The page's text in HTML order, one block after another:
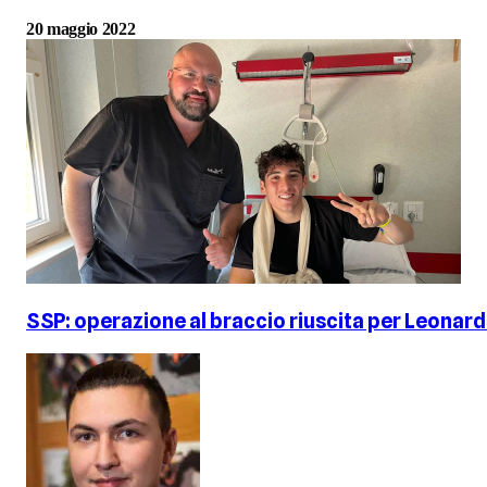
20 maggio 2022
SSP: operazione al braccio riuscita per